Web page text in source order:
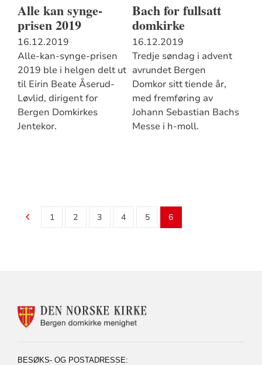
Alle kan synge-
prisen 2019
16.12.2019
Alle-kan-synge-prisen
2019 ble i helgen delt ut
til Eirin Beate Åserud-
Løvlid, dirigent for
Bergen Domkirkes
Jentekor.
Bach for fullsatt
domkirke
16.12.2019
Tredje søndag i advent
avrundet Bergen
Domkor sitt tiende år,
med fremføring av
Johann Sebastian Bachs
Messe i h-moll.
1 2 3 4 5 6
KONTAKTINFORMASJON
BESØKS- OG POSTADRESSE: